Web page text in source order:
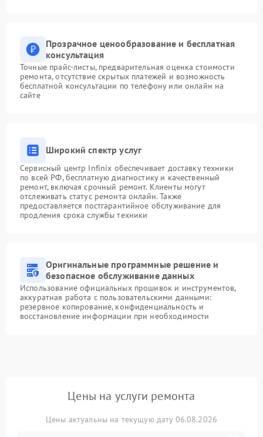
Прозрачное ценообразование и бесплатная
консультация
Точные прайс-листы, предварительная оценка стоимости
ремонта, отсутствие скрытых платежей и возможность
бесплатной консультации по телефону или онлайн на
сайте
Широкий спектр услуг
Сервисный центр Infinix обеспечивает доставку техники
по всей РФ, бесплатную диагностику и качественный
ремонт, включая срочный ремонт. Клиенты могут
отслеживать статус ремонта онлайн. Также
предоставляется постгарантийное обслуживание для
продления срока службы техники
Оригинальные программные решение и
безопасное обслуживание данных
Использование официальных прошивок и инструментов,
аккуратная работа с пользовательскими данными:
резервное копирование, конфиденциальность и
восстановление информации при необходимости
Цены на услуги ремонта
Цены актуальны на текущую дату 06.08.2026